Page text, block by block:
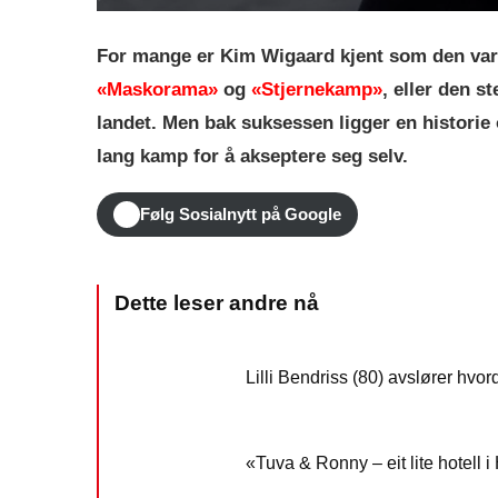
For mange er Kim Wigaard kjent som den
«Maskorama» og «Stjernekamp», eller den
landet. Men bak suksessen ligger en
lang kamp for å akseptere seg selv.
Følg Sosialnytt på Google
Lilli Bendriss (80) avslører
«Tuva & Ronny – eit lite hotell